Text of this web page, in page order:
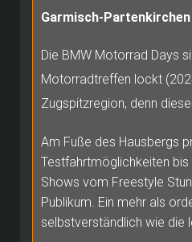
Garmisch-
Die BMW Motorrad Days
Motorradtreffen lockt
Zugspitzregion, denn
Am Fuße des Hausbergs
Testfahrtmöglichkeiten bis
Shows vom Freestyle
Publikum. Ein mehr als
selbstverständlich wie die